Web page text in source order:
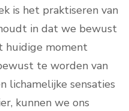
is het praktiseren van
in dat we bewust
huidige moment
te worden van
lichamelijke sensaties
kunnen we ons